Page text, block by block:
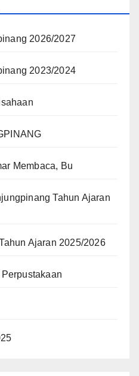
2026/2027
2023/2024
Membaca, Bu
Tahun Ajaran
Ajaran 2025/2026